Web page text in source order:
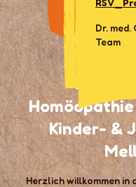
Dr.
Team
Ärztin
Kinder- &
Herzlich willkommen in